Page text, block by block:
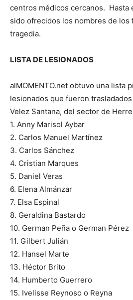
centros médicos cercanos. Hasta
sido ofrecidos los nombres de los
tragedia.
LISTA DE LESIONADOS
alMOMENTO.net obtuvo una lista
lesionados que fueron
Velez Santana, del sector de
1. Anny Marisol Aybar
2. Carlos Manuel Martínez
3. Carlos Sánchez
4. Cristian Marques
5. Daniel Veras
6. Elena Almánzar
7. Elsa Espinal
8. Geraldina Bastardo
10. German Peña o German Pérez
11. Gilbert Julián
12. Hansel Marte
13. Héctor Brito
14. Humberto Guerrero
15. Ivelisse Reynoso o Reyna